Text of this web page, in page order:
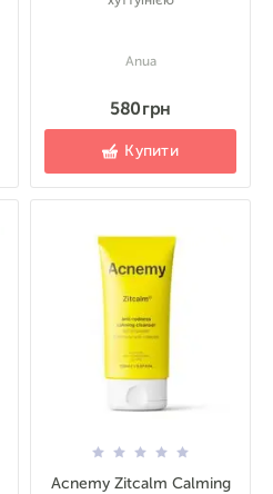
Anua
580 грн
Купити
Acnemy Zitcalm Calming